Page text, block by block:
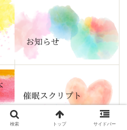
検索 トップ サイドバー